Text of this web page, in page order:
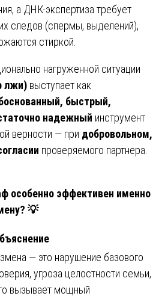
а ДНК-экспертиза требует
следов (спермы, выделений),
стиркой.
нагруженной ситуации
лжи) выступает как
быстрый,
надежный инструмент
верности — при добровольном,
проверяемого партнера.
особенно эффективен именно
💡
— это нарушение базового
угроза целостности семьи,
вызывает мощный